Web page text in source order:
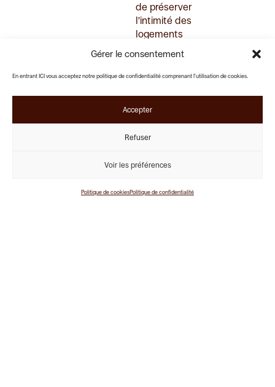
Gérer le consentement
En entrant ICI vous acceptez notre politique de confidentialité comprenant l'utilisation de cookies.
Accepter
Refuser
Voir les préférences
Politique de cookiesPolitique de confidentialité
de préserver
l’intimité des
logements
tout en
apportant
une belle
de vies.